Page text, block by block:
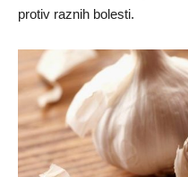
protiv raznih bolesti.